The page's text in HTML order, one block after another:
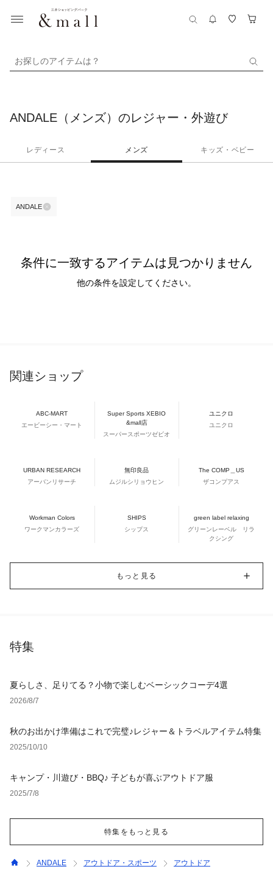
お探しのアイテムは？
ANDALE（メンズ）のレジャー・外遊び
レディース メンズ キッズ・ベビー
ANDALE
条件に一致するアイテムは見つかりません
他の条件を設定してください。
関連ショップ
ABC-MART
エービーシー・マート
Super Sports XEBIO
&mall店
スーパースポーツゼビオ
ユニクロ
ユニクロ
URBAN RESEARCH
アーバンリサーチ
無印良品
ムジルシリョウヒン
The COMP＿US
ザコンプアス
Workman Colors
ワークマンカラーズ
SHIPS
シップス
green label relaxing
グリーンレーベル リラ
クシング
もっと見る
特集
夏らしさ、足りてる？小物で楽しむベーシックコーデ4選
2026/8/7
秋のお出かけ準備はこれで完璧♪レジャー＆トラベルアイテム特集
2025/10/10
キャンプ・川遊び・BBQ♪ 子どもが喜ぶアウトドア服
2025/7/8
特集をもっと見る
ANDALE アウトドア・スポーツ
アウトドア